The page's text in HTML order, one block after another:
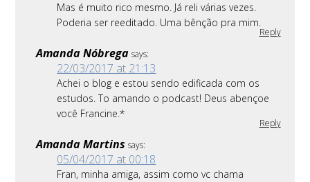
Mas é muito rico mesmo. Já reli várias vezes.
Poderia ser reeditado. Uma bênção pra mim.
Reply
Amanda Nóbrega says:
22/03/2017 at 21:13
Achei o blog e estou sendo edificada com os
estudos. To amando o podcast! Deus abençoe
você Francine.*
Reply
Amanda Martins says:
05/04/2017 at 00:18
Fran, minha amiga, assim como vc chama